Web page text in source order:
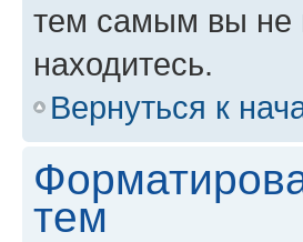
тем самым вы не
находитесь.
Вернуться к
тем